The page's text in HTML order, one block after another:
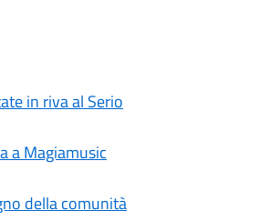
in riva al Serio
a Magiamusic
della comunità